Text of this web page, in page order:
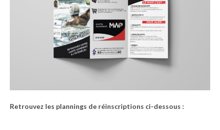
Retrouvez les plannings de réinscriptions ci-dessous :